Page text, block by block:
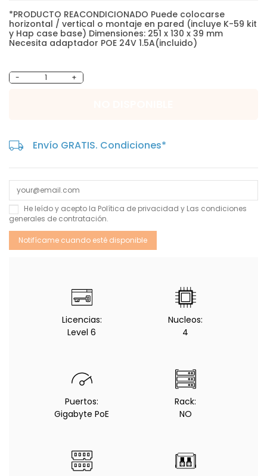
*PRODUCTO REACONDICIONADO Puede colocarse
horizontal / vertical o montaje en pared (incluye K-59 kit
y Hap case base) Dimensiones: 251 x 130 x 39 mm
Necesita adaptador POE 24V 1.5A(incluido)
- +
Envío GRATIS. Condiciones*
He leído y acepto la Política de privacidad y Las condiciones
generales de contratación.
Licencias:
Level 6
Nucleos:
4
Puertos:
Gigabyte PoE
Rack:
NO